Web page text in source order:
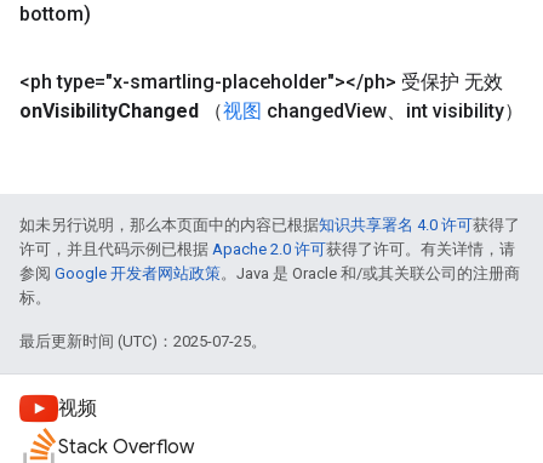
bottom)
<ph type="x-smartling-placeholder"></ph> 受保护 无效
onVisibilityChanged （视图 changedView、int visibility）
如未另行说明，那么本页面中的内容已根据知识共享署名 4.0 许可获得了
许可，并且代码示例已根据 Apache 2.0 许可获得了许可。有关详情，请
参阅 Google 开发者网站政策。Java 是 Oracle 和/或其关联公司的注册商
标。
最后更新时间 (UTC)：2025-07-25。
视频
Stack Overflow